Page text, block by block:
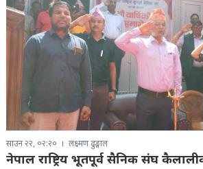
साउन २२, ०२:२० लक्ष्मण ढुङ्गाल
नेपाल राष्ट्रिय भूतपूर्व सैनिक संघ